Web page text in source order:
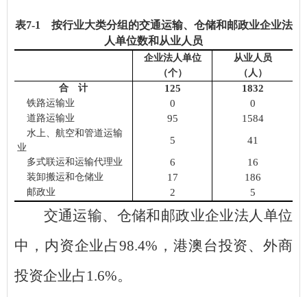
表7-1 按行业大类分组的交通运输、仓储和邮政业企业法
人单位数和从业人员
企业法人单位
（个）
从业人员
（人）
合 计
125 1832
铁路运输业 0 0
道路运输业 95 1584
水上、航空和管道运输
业
5 41
多式联运和运输代理业 6 16
装卸搬运和仓储业 17 186
邮政业 2 5
交通运输、仓储和邮政业企业法人单位
中，内资企业占98.4% ，港澳台投资、外商
投资企业占1.6%。